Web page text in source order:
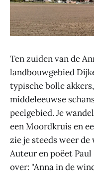
Ten zuiden van de
landbouwgebied
typische bolle
middeleeuwse
peelgebied. Je
een Moordkruis en
zie je steeds weer de
Auteur en poëet
over: "Anna in de